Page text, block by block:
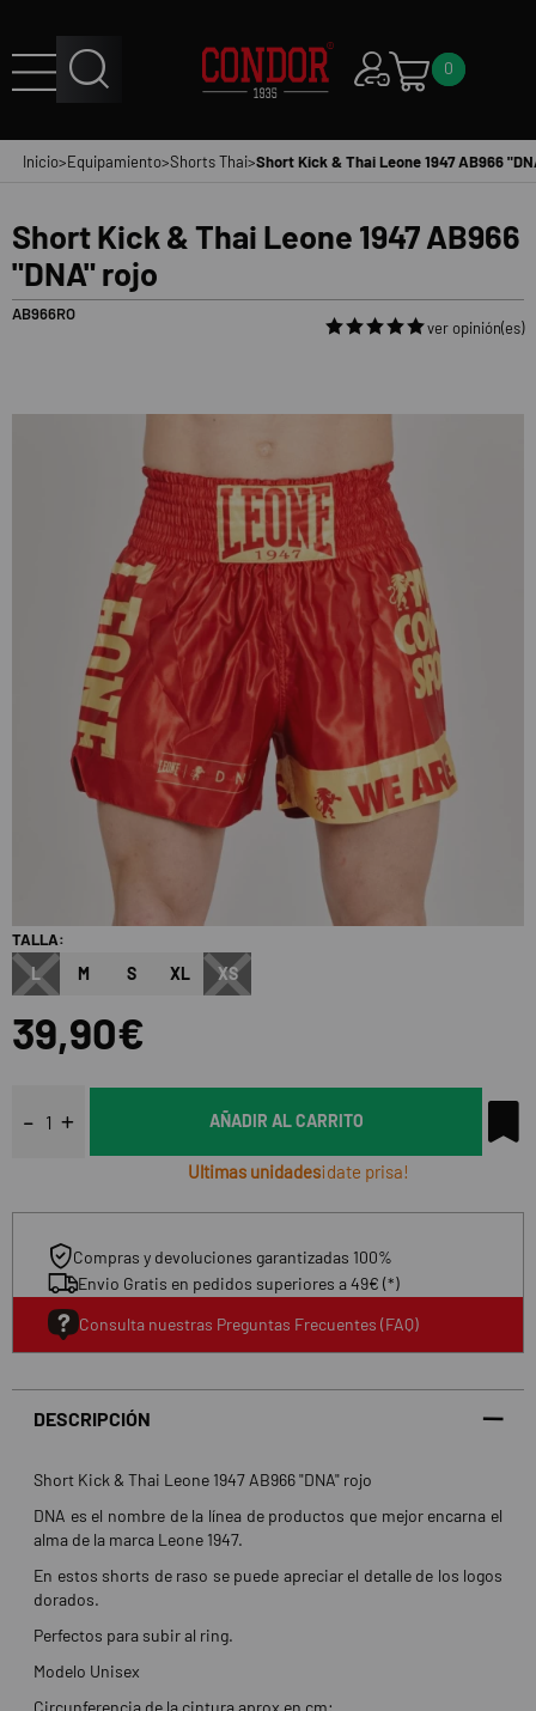
0
Inicio>Equipamiento>Shorts Thai>Short Kick & Thai Leone 1947 AB966
Short Kick & Thai Leone 1947 AB966
"DNA" rojo
AB966RO
ver opinión(es)
TALLA:
L M S XL XS
39,90€
AÑADIR AL CARRITO
Ultimas unidades¡date prisa!
Compras y devoluciones garantizadas 100%
Envio Gratis en pedidos superiores a 49€ (*)
Consulta nuestras Preguntas Frecuentes (FAQ)
DESCRIPCIÓN
Short Kick & Thai Leone 1947 AB966 "DNA" rojo
DNA es el nombre de la línea de productos que mejor encarna el
alma de la marca Leone 1947.
En estos shorts de raso se puede apreciar el detalle de los logos
dorados.
Perfectos para subir al ring.
Modelo Unisex
Circunferencia de la cintura aprox en cm: